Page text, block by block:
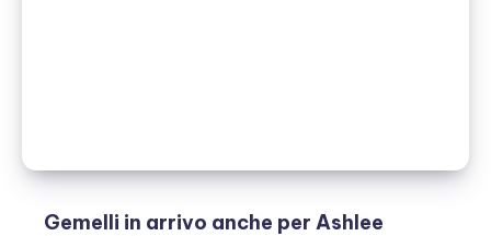
Gemelli in arrivo anche per Ashlee